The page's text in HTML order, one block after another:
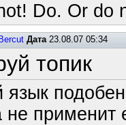
Do. Or do
Bercut Дата23.08.07 05:34
топик
язык
не применит